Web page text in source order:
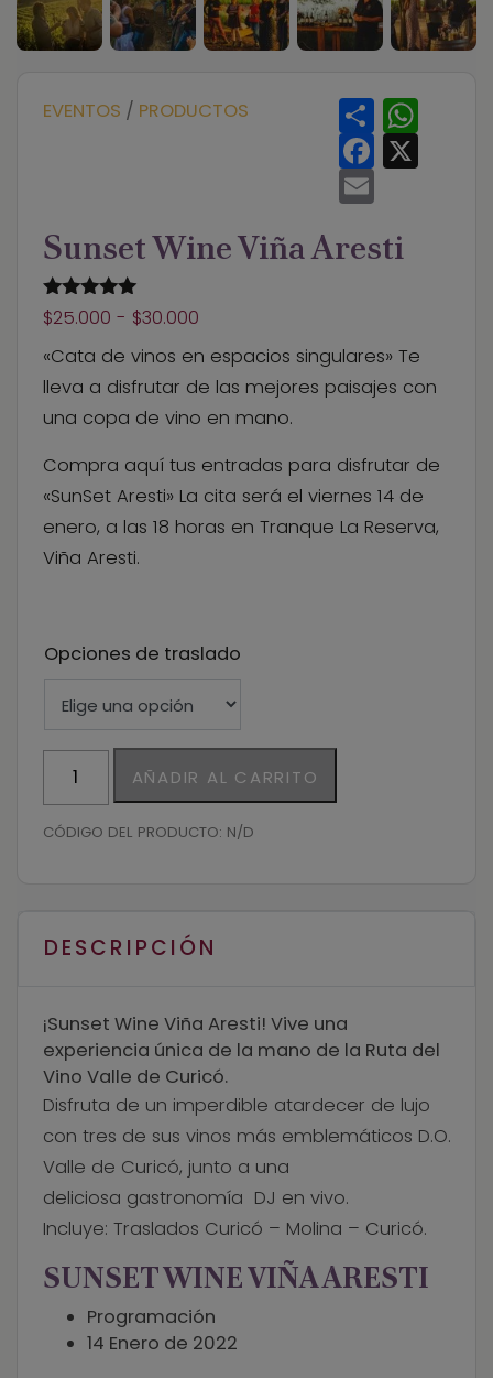
EVENTOS / PRODUCTOS S
h
a
r
e
W
h
a
t
F
a
c
o
k
X
E
l
Sunset Wine Viña Aresti
5.00 out of
5
$25.000 - $30.000Rango
de
precios:
desde
hasta
$30.000
«Cata de vinos en espacios singulares» Te
lleva a disfrutar de las mejores paisajes con
una copa de vino en mano.
Compra aquí tus entradas para disfrutar de
«SunSet Aresti» La cita será el viernes 14 de
enero, a las 18 horas en Tranque La Reserva,
Viña Aresti.
Opciones de traslado
Wine
Aresti
AÑADIR AL CARRITO
CÓDIGO DEL PRODUCTO: N/D
DESCRIPCIÓN
¡Sunset Wine Viña Aresti! Vive una
experiencia única de la mano de la Ruta del
Vino Valle de Curicó.
Disfruta de un imperdible atardecer de lujo
con tres de sus vinos más emblemáticos D.O.
Valle de Curicó, junto a una
deliciosa gastronomía DJ en vivo.
Incluye: Traslados Curicó – Molina – Curicó.
SUNSET WINE VIÑA ARESTI
Programación
14 Enero de 2022